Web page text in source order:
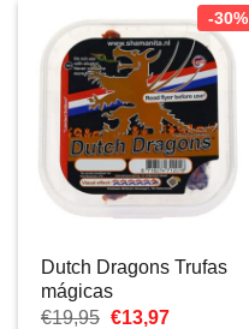
€16,77
-30%
Dutch Dragons Trufas
mágicas
€19,95 O
€13,97O